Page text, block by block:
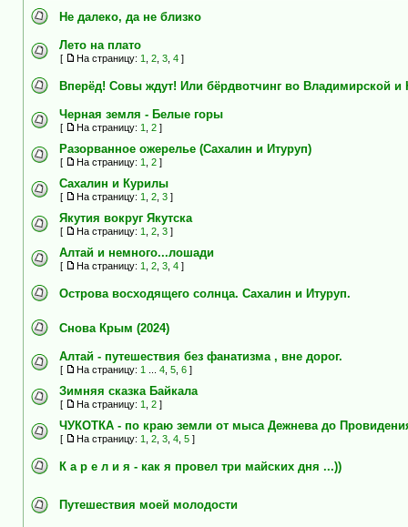
Не далеко, да не близко
Лето на плато
[ На страницу: 1 2 3 4 ]
Вперёд! Совы ждут! Или бёрдвотчинг во Владимирской и
Черная земля - Белые горы
[ На страницу: 1 2 ]
Разорванное ожерелье (Сахалин и Итуруп)
[ На страницу: 1 2 ]
Сахалин и Курилы
[ На страницу: 1 2 3 ]
Якутия вокруг Якутска
[ На страницу: 1 2 3 ]
Алтай и немного...лошади
[ На страницу: 1 2 3 4 ]
Острова восходящего солнца. Сахалин и Итуруп.
Снова Крым (2024)
Алтай - путешествия без фанатизма , вне дорог.
[ На страницу: 1 4 5 6 ]
Зимняя сказка Байкала
[ На страницу: 1 2 ]
ЧУКОТКА - по краю земли от мыса Дежнева до
[ На страницу: 1 2 3 4 5 ]
К а р е л и я - как я провел три майских дня ...))
Путешествия моей молодости